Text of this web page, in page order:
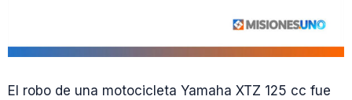
El robo de una motocicleta Yamaha XTZ 125 cc fue